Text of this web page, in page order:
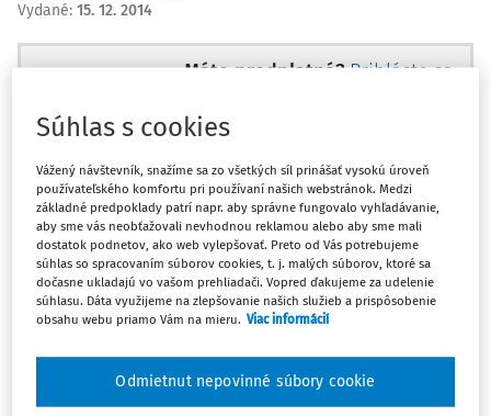
Vydané: 15. 12. 2014
Máte predplatné? Prihláste sa
Tento dokument je len pre
predplatiteľov VIP.
Odomknite si prístup zakúpením
predplatného.
Vďaka tomu získate aj:
Súhlas s cookies
Vážený návštevník, snažíme sa zo všetkých síl prinášať vysokú úroveň
používateľského komfortu pri používaní našich webstránok. Medzi
základné predpoklady patrí napr. aby správne fungovalo vyhľadávanie,
aby sme vás neobťažovali nevhodnou reklamou alebo aby sme mali
dostatok podnetov, ako web vylepšovať. Preto od Vás potrebujeme
súhlas so spracovaním súborov cookies, t. j. malých súborov, ktoré sa
dočasne ukladajú vo vašom prehliadači. Vopred ďakujeme za udelenie
súhlasu. Dáta využijeme na zlepšovanie našich služieb a prispôsobenie
obsahu webu priamo Vám na mieru. Viac informácií
Odmietnut nepovinné súbory cookie